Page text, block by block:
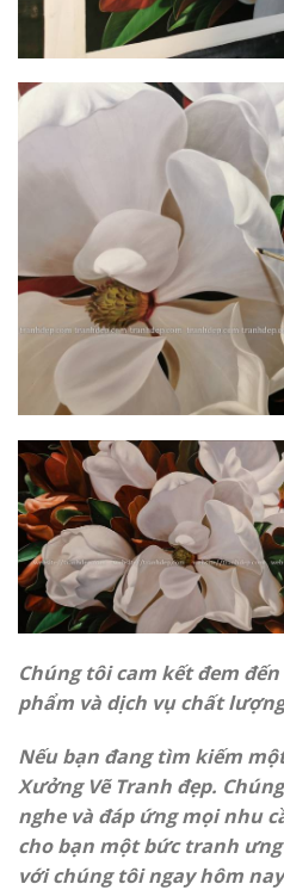
Chúng tôi cam kết đem
phẩm và dịch vụ chất
Nếu bạn đang tìm kiếm
Xưởng Vẽ Tranh đẹp.
nghe và đáp ứng mọi nhu
cho bạn một bức tranh
với chúng tôi ngay hôm